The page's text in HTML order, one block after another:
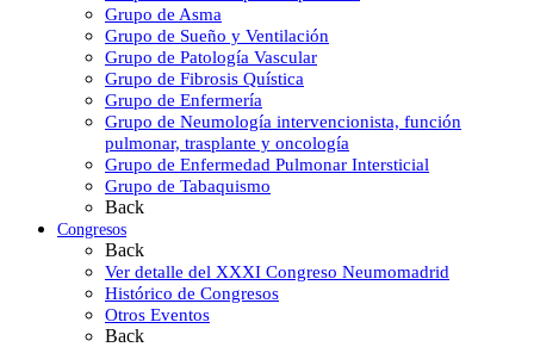
Grupo de Asma
Grupo de Sueño y Ventilación
Grupo de Patología Vascular
Grupo de Fibrosis Quística
Grupo de Enfermería
Grupo de Neumología intervencionista, función
pulmonar, trasplante y oncología
Grupo de Enfermedad Pulmonar Intersticial
Grupo de Tabaquismo
Back
Congresos
Back
Ver detalle del XXXI Congreso Neumomadrid
Histórico de Congresos
Otros Eventos
Back